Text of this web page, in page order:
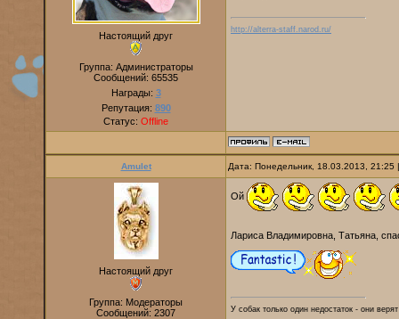
Настоящий друг
Группа: Администраторы
Сообщений: 65535
Награды: 3
Репутация: 890
Статус: Offline
http://alterra-staff.narod.ru/
Amulet Дата: Понедельник, 18.03.2013,
Настоящий друг
Группа: Модераторы
Сообщений: 2307
Ой
Лариса Владимировна, Татьяна,
У собак только один недостаток - они